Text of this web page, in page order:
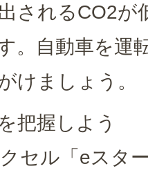
されるCO2が
。自動車を運
けましょう。
把握しよう
セル「eスタ